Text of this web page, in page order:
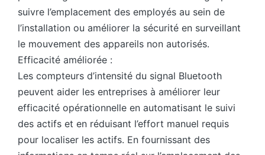
suivre l’emplacement des employés au sein de
l’installation ou améliorer la sécurité en surveillant
le mouvement des appareils non autorisés.
Efficacité améliorée :
Les compteurs d’intensité du signal Bluetooth
peuvent aider les entreprises à améliorer leur
efficacité opérationnelle en automatisant le suivi
des actifs et en réduisant l’effort manuel requis
pour localiser les actifs. En fournissant des